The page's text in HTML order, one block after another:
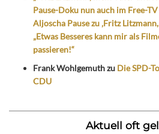
Pause-Doku nun auch im Free-
Aljoscha Pause zu ‚Fritz
„Etwas Besseres kann mir als
passieren!“
Frank Wohlgemuthzu Die SPD-
CDU
Aktuell oft